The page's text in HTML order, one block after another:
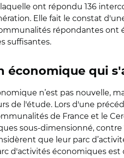
ont répondu 136
Elle fait le constat
répondantes
suffisantes.
économique qui
n’est pas nouvelle,
de l'étude. Lors d'une
de France et le
sous-dimensionné,
que leur parc
économiques est